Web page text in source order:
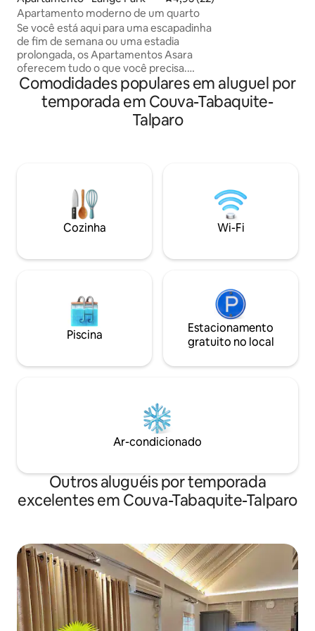
Apartamento moderno de um quarto
Se você está aqui para uma escapadinha
de fim de semana ou uma estadia
prolongada, os Apartamentos Asara
oferecem tudo o que você precisa.
Localizado em Edimburgo 500,
Chaguanas, com fácil acesso a todas as
comodidades, o Asara vai encantá-lo
com seu espaço elegante, moderno e
acessar seus programas favoritos, tudo
dentro de um complexo totalmente
se apaixonar por este tesouro
restaurantes,
santuário de
fumar
Comodidades populares em aluguel por
temporada em Couva-Tabaquite-
Talparo
Cozinha Wi-Fi
Piscina
Estacionamento
gratuito no local
Ar-condicionado
Outros aluguéis por temporada
excelentes em Couva-Tabaquite-Talparo